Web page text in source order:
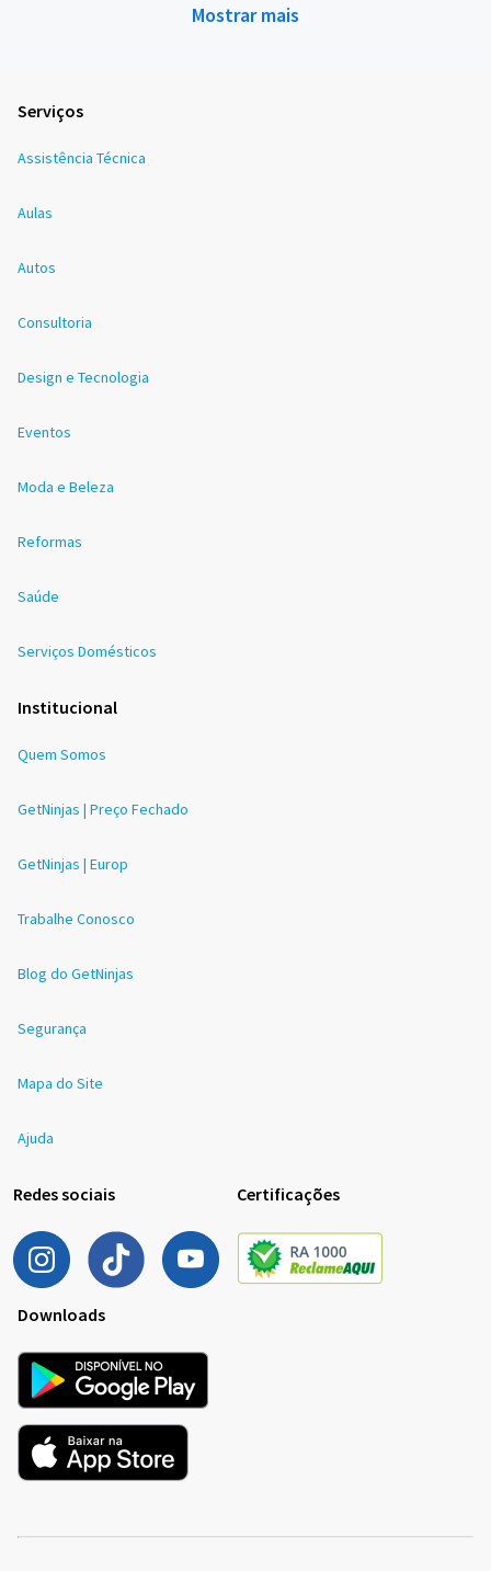
Mostrar mais
Serviços
Assistência Técnica
Aulas
Autos
Consultoria
Design e Tecnologia
Eventos
Moda e Beleza
Reformas
Saúde
Serviços Domésticos
Institucional
Quem Somos
GetNinjas | Preço Fechado
GetNinjas | Europ
Trabalhe Conosco
Blog do GetNinjas
Segurança
Mapa do Site
Ajuda
Redes sociais Certificações
Downloads